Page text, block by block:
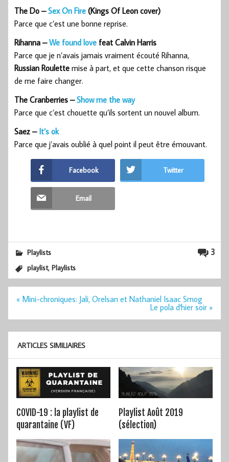
The Do –Sex On Fire (Kings Of Leon cover)
Parce que c’est une bonne reprise.
Rihanna –We found love feat Calvin Harris
Parce que je n’avais jamais vraiment écouté Rihanna,
Russian Roulette mise à part, et que cette chanson risque
de me faire changer.
The Cranberries –Show me the way
Parce que c’est chouette qu’ils sortent un nouvel album.
Saez – It’s ok
Parce que j’avais oublié à quel point il peut être émouvant.
Facebook Twitter
Email
3
Playlists
playlist,Playlists
Navigation
« Mini-chroniques: Jali, Orelsan et Nathaniel Isaac Smog
Le pola d'hier soir »
ARTICLES SIMILIAIRES
COVID-19 : la playlist de
quarantaine (VF)
Playlist Août 2019
(sélection)